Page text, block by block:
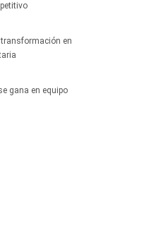
en
gana en equipo